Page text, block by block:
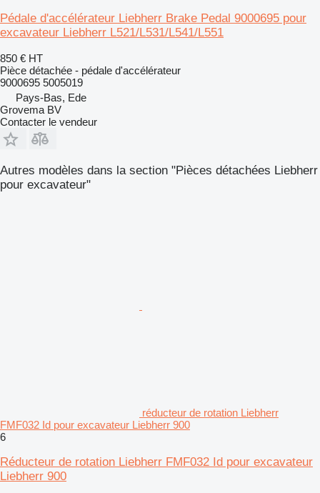
Pédale d'accélérateur Liebherr Brake Pedal 9000695 pour
excavateur Liebherr L521/L531/L541/L551
850 € HT
Pièce détachée - pédale d'accélérateur
9000695 5005019
Pays-Bas, Ede
Grovema BV
Contacter le vendeur
Autres modèles dans la section "Pièces détachées Liebherr
pour excavateur"
réducteur de rotation Liebherr
FMF032 Id pour excavateur Liebherr 900
6
Réducteur de rotation Liebherr FMF032 Id pour excavateur
Liebherr 900